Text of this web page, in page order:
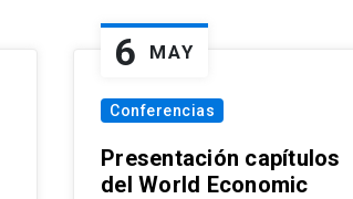
6 MAY
Conferencias
Presentación capítulos
del World Economic